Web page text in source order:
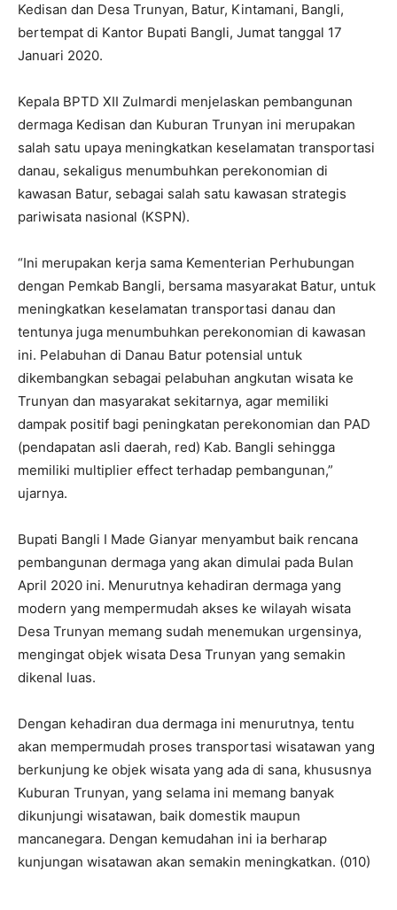
Kedisan dan Desa Trunyan, Batur, Kintamani, Bangli,
bertempat di Kantor Bupati Bangli, Jumat tanggal 17
Januari 2020.
Kepala BPTD XII Zulmardi menjelaskan pembangunan
dermaga Kedisan dan Kuburan Trunyan ini merupakan
salah satu upaya meningkatkan keselamatan transportasi
danau, sekaligus menumbuhkan perekonomian di
kawasan Batur, sebagai salah satu kawasan strategis
pariwisata nasional (KSPN).
“Ini merupakan kerja sama Kementerian Perhubungan
dengan Pemkab Bangli, bersama masyarakat Batur, untuk
meningkatkan keselamatan transportasi danau dan
tentunya juga menumbuhkan perekonomian di kawasan
ini. Pelabuhan di Danau Batur potensial untuk
dikembangkan sebagai pelabuhan angkutan wisata ke
Trunyan dan masyarakat sekitarnya, agar memiliki
dampak positif bagi peningkatan perekonomian dan PAD
(pendapatan asli daerah, red) Kab. Bangli sehingga
memiliki multiplier effect terhadap pembangunan,”
ujarnya.
Bupati Bangli I Made Gianyar menyambut baik rencana
pembangunan dermaga yang akan dimulai pada Bulan
April 2020 ini. Menurutnya kehadiran dermaga yang
modern yang mempermudah akses ke wilayah wisata
Desa Trunyan memang sudah menemukan urgensinya,
mengingat objek wisata Desa Trunyan yang semakin
dikenal luas.
Dengan kehadiran dua dermaga ini menurutnya, tentu
akan mempermudah proses transportasi wisatawan yang
berkunjung ke objek wisata yang ada di sana, khususnya
Kuburan Trunyan, yang selama ini memang banyak
dikunjungi wisatawan, baik domestik maupun
mancanegara. Dengan kemudahan ini ia berharap
kunjungan wisatawan akan semakin meningkatkan. (010)